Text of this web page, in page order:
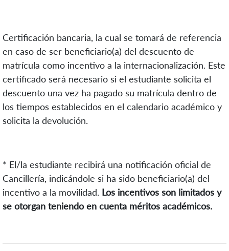
Certificación bancaria, la cual se tomará de referencia
en caso de ser beneficiario(a) del descuento de
matrícula como incentivo a la internacionalización. Este
certificado será necesario si el estudiante solicita el
descuento una vez ha pagado su matrícula dentro de
los tiempos establecidos en el calendario académico y
solicita la devolución.
* El/la estudiante recibirá una notificación oficial de
Cancillería, indicándole si ha sido beneficiario(a) del
incentivo a la movilidad. Los incentivos son limitados y
se otorgan teniendo en cuenta méritos académicos.